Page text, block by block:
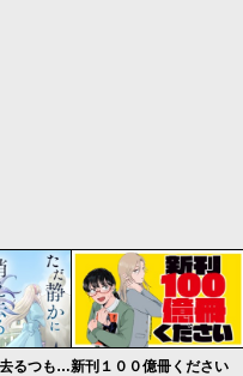
ただ静かに消え去るつもりでした新刊１００億冊ください